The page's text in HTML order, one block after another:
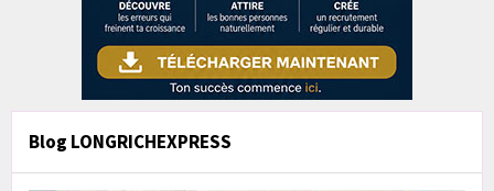
Blog LONGRICHEXPRESS